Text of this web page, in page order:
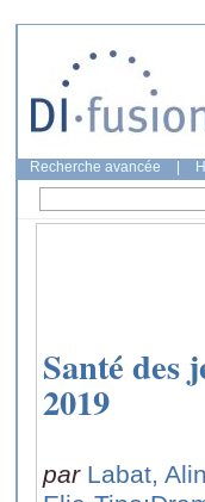
Recherche avancée
Santé des
2019
par Labat,